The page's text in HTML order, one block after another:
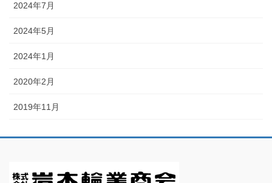
2024年7月
2024年5月
2024年1月
2020年2月
2019年11月